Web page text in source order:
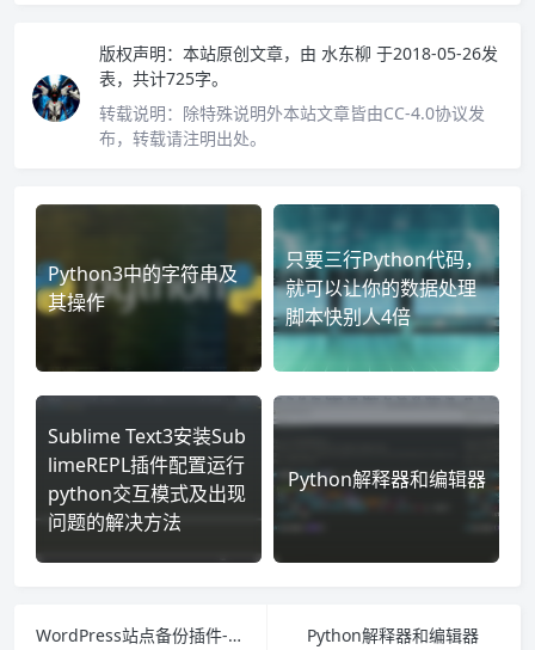
版权声明： 本站原创文章，由 水东柳 于2018-05-26发
表，共计725字。
转载说明： 除特殊说明外本站文章皆由CC-4.0协议发
布，转载请注明出处。
Python3中的字符串及
其操作
只要三行Python代码，
就可以让你的数据处理
脚本快别人4倍
Sublime Text3安装Sub
limeREPL插件配置运行
python交互模式及出现
问题的解决方法
Python解释器和编辑器
WordPress站点备份插件-UpdraftPlus Premium
Python解释器和编辑器